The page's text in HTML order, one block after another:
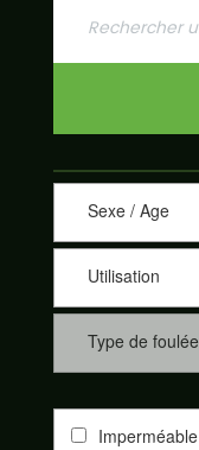
Sexe / Age
Utilisation
Type de foulée
Imperméable